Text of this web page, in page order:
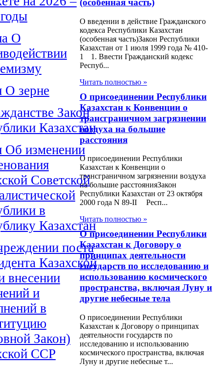
О
О зерне
Закон
Казахстан
Об изменении
Советской
в
Казахстан
поста
Казахской
внесении
и
в
Закон)
ССР
(особенная часть)
О введении в действие Гражданского
кодекса Республики Казахстан
(особенная часть)Закон Республики
Казахстан от 1 июля 1999 года № 410-
1 1. Ввести Гражданский кодекс
Респуб...
Читать полностью »
О присоединении Республики
Казахстан к Конвенции о
трансграничном загрязнении
воздуха на большие
расстояния
О присоединении Республики
Казахстан к Конвенции о
трансграничном загрязнении воздуха
на большие расстоянияЗакон
Республики Казахстан от 23 октября
2000 года N 89-II Респ...
Читать полностью »
О присоединении Республики
Казахстан к Договору о
принципах деятельности
государств по исследованию и
использованию космического
пространства, включая Луну и
другие небесные тела
О присоединении Республики
Казахстан к Договору о принципах
деятельности государств по
исследованию и использованию
космического пространства, включая
Луну и другие небесные т...